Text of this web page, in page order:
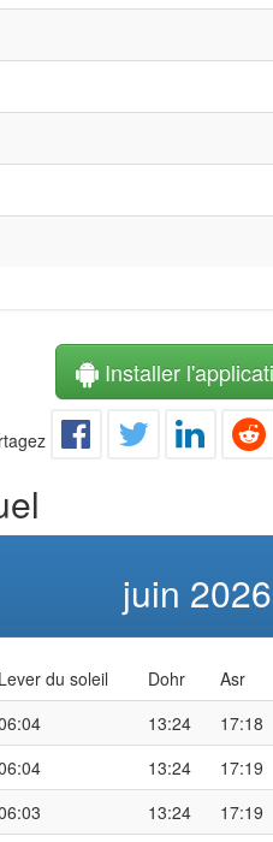
Installer
juin 2026
Lever du soleil Dohr Asr
13:24 17:18
13:24 17:19
13:24 17:19